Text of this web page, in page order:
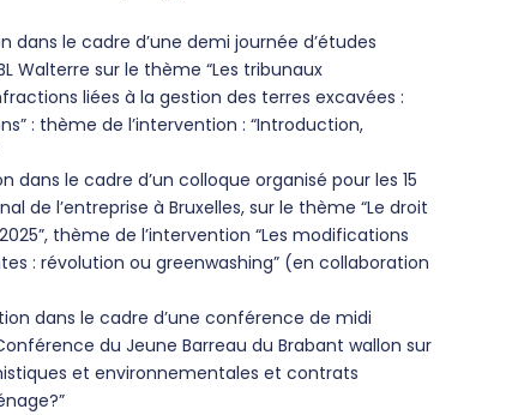
dans le cadre d’une demi journée d’études
Walterre sur le thème “Les tribunaux
liées à la gestion des terres excavées :
: thème de l’intervention : “Introduction,
dans le cadre d’un colloque organisé pour les 15
de l’entreprise à Bruxelles, sur le thème “Le droit
thème de l’intervention “Les modifications
: révolution ou greenwashing” (en collaboration
dans le cadre d’une conférence de midi
du Jeune Barreau du Brabant wallon sur
et environnementales et contrats